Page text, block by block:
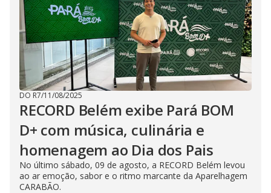
DO R7/11/08/2025
RECORD Belém exibe Pará BOM
D+ com música, culinária e
homenagem ao Dia dos Pais
No último sábado, 09 de agosto, a RECORD Belém levou
ao ar emoção, sabor e o ritmo marcante da Aparelhagem
CARABÃO.